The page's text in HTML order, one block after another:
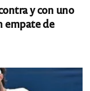
y con uno
empate de